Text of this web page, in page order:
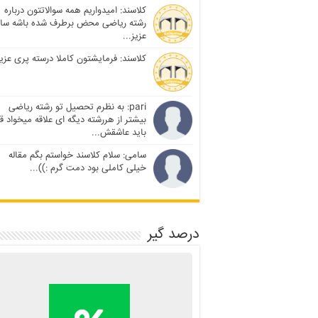
کلاسند: امیدواریم همه سوالاتتون درباره
رشته ریاضی محض برطرف شده باشه
عزیز...
کلاسند: فرمایشتون کاملا درسته پری
pari: به نظرم تحصیل تو رشته ریاضی
بیشتر از هررشته دیگه ای علاقه میخواد
باید عاشقش...
سامی: سلام کلاسند خواستم بگم مقاله
خیلی کاملی بود دمت گرم :))...
درصد گیر